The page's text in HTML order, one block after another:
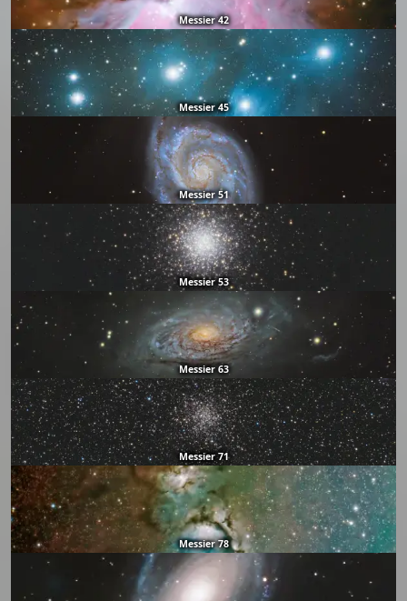
Messier 42
Messier 45
Messier 51
Messier 53
Messier 63
Messier 71
Messier 78